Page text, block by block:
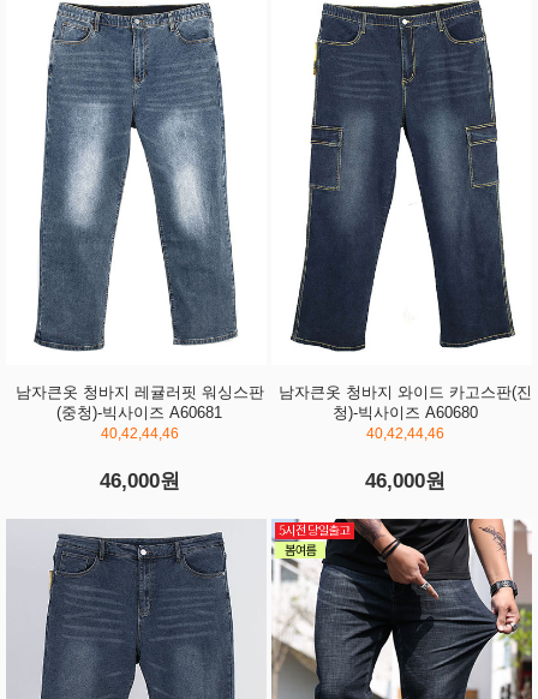
남자큰옷 청바지 레귤러핏 워싱스판
(중청)-빅사이즈 A60681
40,42,44,46
46,000원
남자큰옷 청바지 와이드 카고스판(진
청)-빅사이즈 A60680
40,42,44,46
46,000원